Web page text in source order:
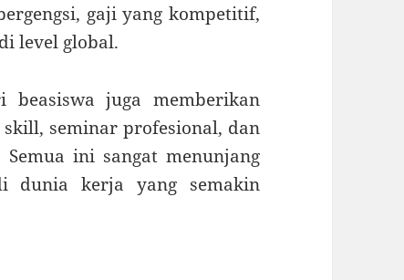
gaji yang kompetitif,
level global.
juga memberikan
seminar profesional, dan
ini sangat menunjang
dunia kerja yang semakin